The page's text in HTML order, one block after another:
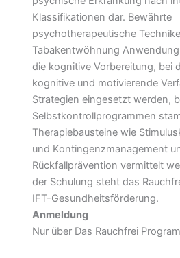
Klassifikationen dar. Bewährte
psychotherapeutische
Tabakentwöhnung
die kognitive Vorbereitung,
kognitive und motivierende
Strategien eingesetzt werden,
Selbstkontrollprogrammen
Therapiebausteine wie
und Kontingenzmanagement
Rückfallprävention vermittelt
der Schulung steht das
IFT-Gesundheitsförderung.
Anmeldung
Nur über Das Rauchfrei